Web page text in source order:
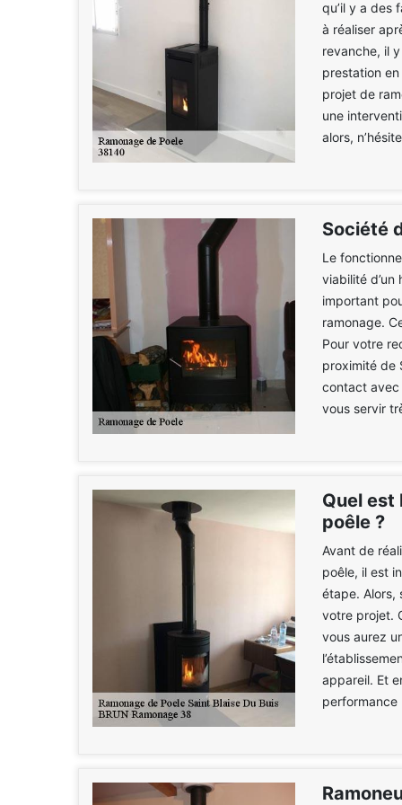
qu’il y a des
à réaliser
revanche, il
prestation
projet de
une
alors,
Société
Le
viabilité d’un
important
ramonage.
Pour votre
proximité de
contact avec
vous servir
Quel est
poêle ?
Avant de
poêle, il est
étape. Alors,
votre projet.
vous aurez
appareil. Et
performance